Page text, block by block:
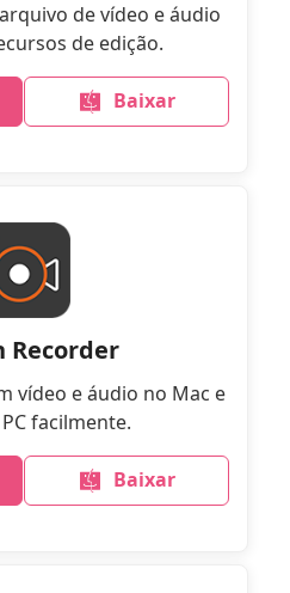
de vídeo e áudio
de edição.
Baixar
Recorder
vídeo e áudio no Mac e
facilmente.
Baixar